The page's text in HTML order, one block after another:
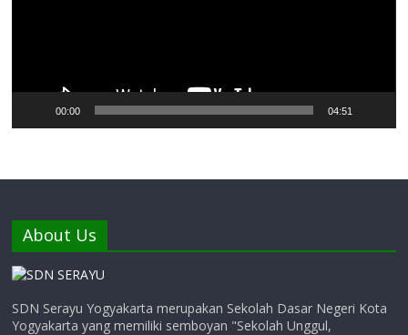
00:00 04:51
About Us
SDN Serayu Yogyakarta merupakan Sekolah Dasar Negeri Kota
Yogyakarta yang memiliki semboyan "Sekolah Unggul,